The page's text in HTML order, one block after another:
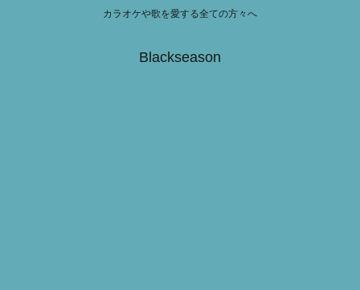
カラオケや歌を愛する全ての方々へ
Blackseason